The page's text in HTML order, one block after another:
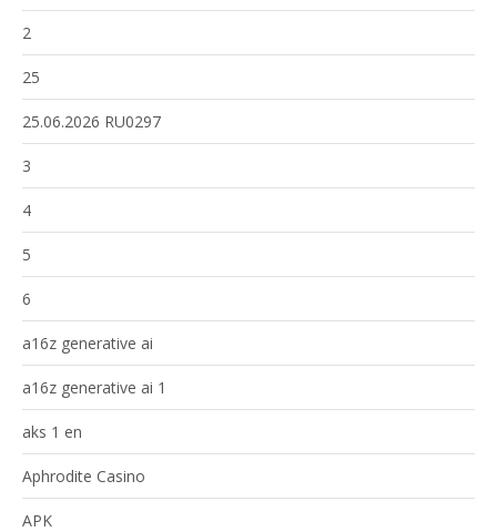
2
25
25.06.2026 RU0297
3
4
5
6
a16z generative ai
a16z generative ai 1
aks 1 en
Aphrodite Casino
APK